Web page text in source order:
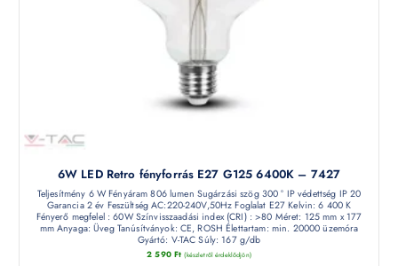
6W LED Retro fényforrás E27 G125 6400K – 7427
Teljesítmény 6 W Fényáram 806 lumen Sugárzási szög 300 ° IP védettség IP 20
Garancia 2 év Feszültség AC:220-240V,50Hz Foglalat E27 Kelvin: 6 400 K
Fényerő megfelel : 60W Színvisszaadási index (CRI) : >80 Méret: 125 mm x 177
mm Anyaga: Üveg Tanúsítványok: CE, ROSH Élettartam: min. 20000 üzemóra
Gyártó: V-TAC Súly: 167 g/db
2 590 Ft (készletről érdeklődjön)